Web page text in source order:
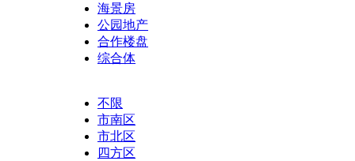
海景房
公园地产
合作楼盘
综合体
不限
市南区
市北区
四方区